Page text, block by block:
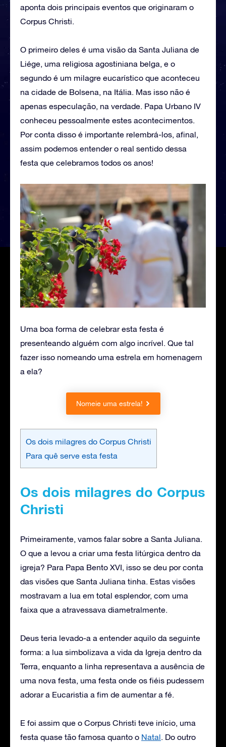
aponta dois principais eventos que originaram o
Corpus Christi.
O primeiro deles é uma visão da Santa Juliana de
Liége, uma religiosa agostiniana belga, e o
segundo é um milagre eucarístico que aconteceu
na cidade de Bolsena, na Itália. Mas isso não é
apenas especulação, na verdade. Papa Urbano IV
conheceu pessoalmente estes acontecimentos.
Por conta disso é importante relembrá-los, afinal,
assim podemos entender o real sentido dessa
festa que celebramos todos os anos!
Uma boa forma de celebrar esta festa é
presenteando alguém com algo incrível. Que tal
fazer isso nomeando uma estrela em homenagem
a ela?
Nomeie uma estrela!
Os dois milagres do Corpus Christi
Para quê serve esta festa
Os dois milagres do Corpus
Christi
Primeiramente, vamos falar sobre a Santa Juliana.
O que a levou a criar uma festa litúrgica dentro da
igreja? Para Papa Bento XVI, isso se deu por conta
das visões que Santa Juliana tinha. Estas visões
mostravam a lua em total esplendor, com uma
faixa que a atravessava diametralmente.
Deus teria levado-a a entender aquilo da seguinte
forma: a lua simbolizava a vida da Igreja dentro da
Terra, enquanto a linha representava a ausência de
uma nova festa, uma festa onde os fiéis pudessem
adorar a Eucaristia a fim de aumentar a fé.
E foi assim que o Corpus Christi teve início, uma
festa quase tão famosa quanto o Natal. Do outro